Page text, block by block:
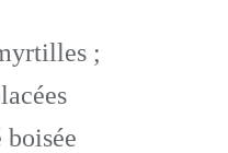
;
boisée